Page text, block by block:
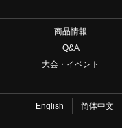
商品情報
Q&A
大会・イベント
English 简体中文